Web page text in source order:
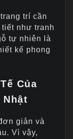
trí cần
như tranh
tự nhiên là
kế phong
Của
Nhật
giản và
Vì vậy,